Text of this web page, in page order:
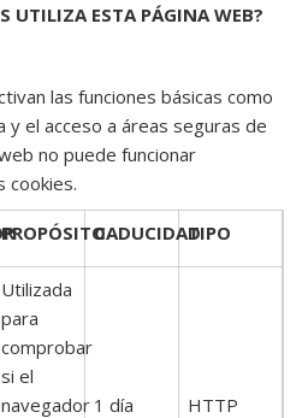
UTILIZA ESTA PÁGINA WEB?
las funciones básicas como
y el acceso a áreas seguras de
no puede funcionar
cookies.
PROPÓSITOCADUCIDADTIPO
Utilizada
para
comprobar
si el
navegador 1 día HTTP